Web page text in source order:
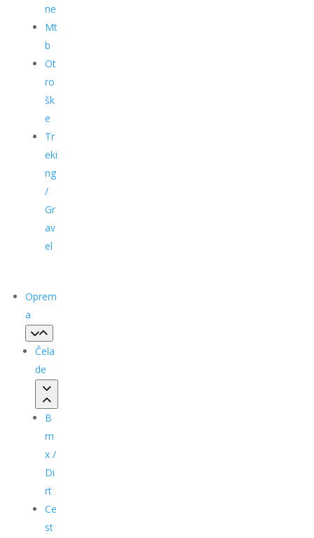
ne
Mt
b
Ot
ro
šk
e
Tr
eki
ng
/
Gr
av
el
Oprem
a
Čela
de
B
m
x /
Di
rt
Ce
st